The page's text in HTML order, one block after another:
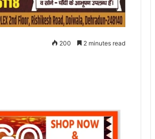
200 2 minutes read